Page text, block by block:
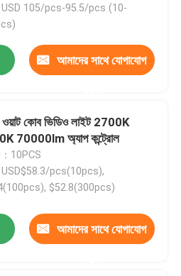
fill light
USD 105/pcs-95.5/pcs (10-
আমাদের সাথে যোগাযোগ
কোব ভিডিও লাইট 2700K
70000lm অ্যাপ কন্ট্রোল
10PCS
USD$58.3/pcs(10pcs),
$52.8(300pcs)
আমাদের সাথে যোগাযোগ